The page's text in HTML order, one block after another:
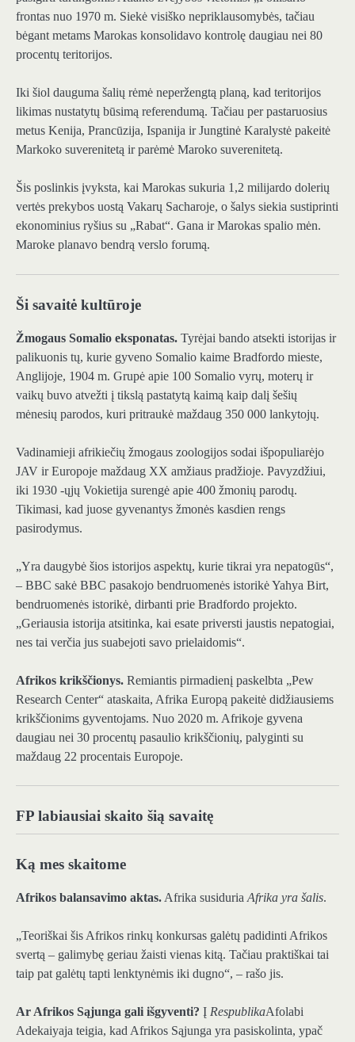
frontas nuo 1970 m. Siekė visiško nepriklausomybės, tačiau
bėgant metams Marokas konsolidavo kontrolę daugiau nei 80
procentų teritorijos.
Iki šiol dauguma šalių rėmė neperžengtą planą, kad teritorijos
likimas nustatytų būsimą referendumą. Tačiau per pastaruosius
metus Kenija, Prancūzija, Ispanija ir Jungtinė Karalystė pakeitė
Markoko suverenitetą ir parėmė Maroko suverenitetą.
Šis poslinkis įvyksta, kai Marokas sukuria 1,2 milijardo dolerių
vertės prekybos uostą Vakarų Sacharoje, o šalys siekia sustiprinti
ekonominius ryšius su „Rabat“. Gana ir Marokas spalio mėn.
Maroke planavo bendrą verslo forumą.
Ši savaitė kultūroje
Žmogaus Somalio eksponatas. Tyrėjai bando atsekti istorijas ir
palikuonis tų, kurie gyveno Somalio kaime Bradfordo mieste,
Anglijoje, 1904 m. Grupė apie 100 Somalio vyrų, moterų ir
vaikų buvo atvežti į tikslą pastatytą kaimą kaip dalį šešių
mėnesių parodos, kuri pritraukė maždaug 350 000 lankytojų.
Vadinamieji afrikiečių žmogaus zoologijos sodai išpopuliarėjo
JAV ir Europoje maždaug XX amžiaus pradžioje. Pavyzdžiui,
iki 1930 -ųjų Vokietija surengė apie 400 žmonių parodų.
Tikimasi, kad juose gyvenantys žmonės kasdien rengs
pasirodymus.
„Yra daugybė šios istorijos aspektų, kurie tikrai yra nepatogūs“,
– BBC sakė BBC pasakojo bendruomenės istorikė Yahya Birt,
bendruomenės istorikė, dirbanti prie Bradfordo projekto.
„Geriausia istorija atsitinka, kai esate priversti jaustis nepatogiai,
nes tai verčia jus suabejoti savo prielaidomis“.
Afrikos krikščionys. Remiantis pirmadienį paskelbta „Pew
Research Center“ ataskaita, Afrika Europą pakeitė didžiausiems
krikščionims gyventojams. Nuo 2020 m. Afrikoje gyvena
daugiau nei 30 procentų pasaulio krikščionių, palyginti su
maždaug 22 procentais Europoje.
FP labiausiai skaito šią savaitę
Ką mes skaitome
Afrikos balansavimo aktas. Afrika susiduria Afrika yra šalis.
„Teoriškai šis Afrikos rinkų konkursas galėtų padidinti Afrikos
svertą – galimybę geriau žaisti vienas kitą. Tačiau praktiškai tai
taip pat galėtų tapti lenktynėmis iki dugno“, – rašo jis.
Ar Afrikos Sąjunga gali išgyventi? Į RespublikaAfolabi
Adekaiyaja teigia, kad Afrikos Sąjunga yra pasiskolinta, ypač